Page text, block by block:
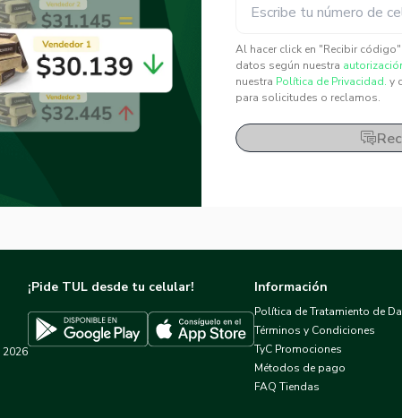
Al hacer click en "Recibir
datos según nuestra
nuestra Política de Privacidad. y
para solicitudes o reclamos.
2026
¡Pide TUL desde tu celular!
Descargar TUL en Google PlayDescargar TUL en App Store
Información
Política de Tratamiento de
Términos y Condiciones
TyC Promociones
Métodos de pago
FAQ Tiendas